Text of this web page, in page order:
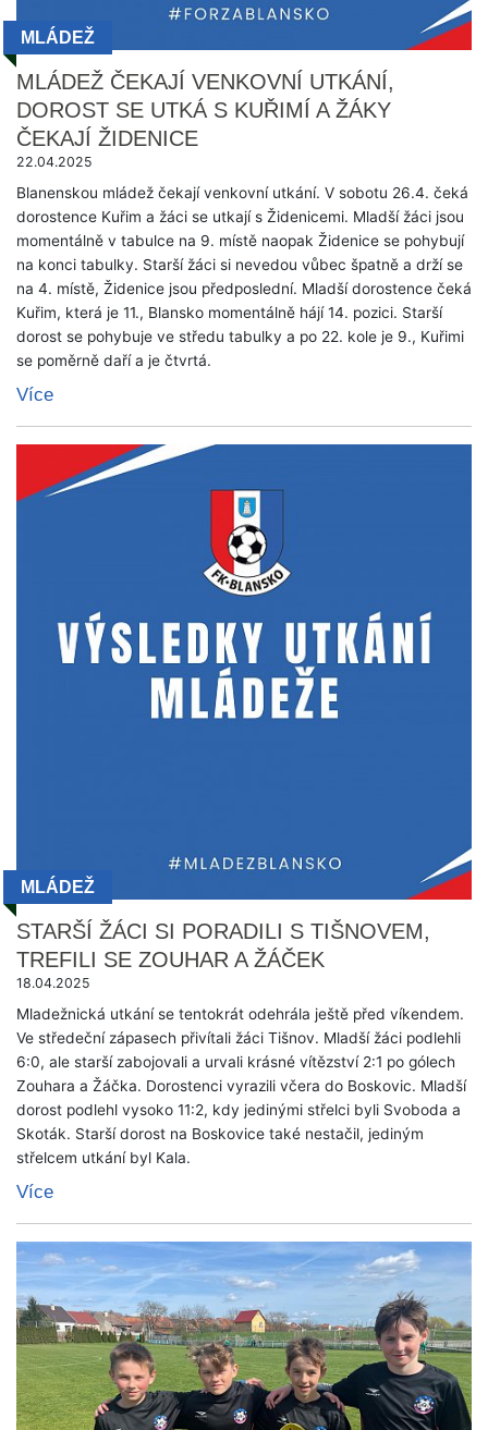
MLÁDEŽ
MLÁDEŽ ČEKAJÍ VENKOVNÍ UTKÁNÍ,
DOROST SE UTKÁ S KUŘIMÍ A ŽÁKY
ČEKAJÍ ŽIDENICE
22.04.2025
Blanenskou mládež čekají venkovní utkání. V sobotu 26.4. čeká
dorostence Kuřim a žáci se utkají s Židenicemi. Mladší žáci jsou
momentálně v tabulce na 9. místě naopak Židenice se pohybují
na konci tabulky. Starší žáci si nevedou vůbec špatně a drží se
na 4. místě, Židenice jsou předposlední. Mladší dorostence čeká
Kuřim, která je 11., Blansko momentálně hájí 14. pozici. Starší
dorost se pohybuje ve středu tabulky a po 22. kole je 9., Kuřimi
se poměrně daří a je čtvrtá.
Více
MLÁDEŽ
STARŠÍ ŽÁCI SI PORADILI S TIŠNOVEM,
TREFILI SE ZOUHAR A ŽÁČEK
18.04.2025
Mladežnická utkání se tentokrát odehrála ještě před víkendem.
Ve středeční zápasech přivítali žáci Tišnov. Mladší žáci podlehli
6:0, ale starší zabojovali a urvali krásné vítězství 2:1 po gólech
Zouhara a Žáčka. Dorostenci vyrazili včera do Boskovic. Mladší
dorost podlehl vysoko 11:2, kdy jedinými střelci byli Svoboda a
Skoták. Starší dorost na Boskovice také nestačil, jediným
střelcem utkání byl Kala.
Více